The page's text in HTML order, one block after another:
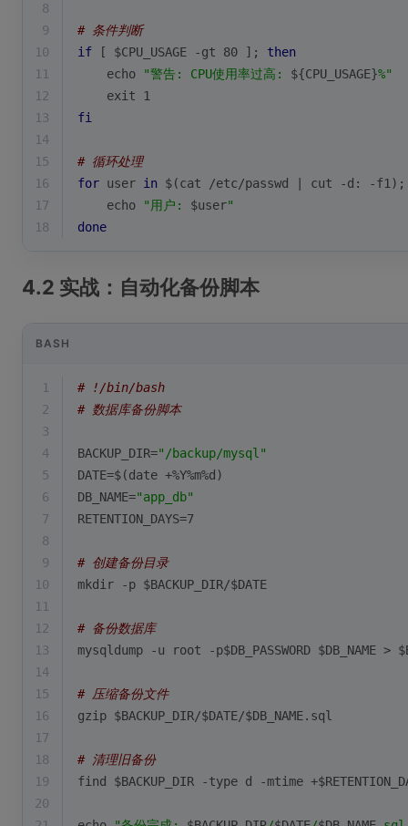
8
9
# 条件判断
10
if [ $CPU_USAGE -gt 80 ]; then
11
echo "警告: CPU使用率过高: ${CPU_USAGE}%"
12
exit 1
13
fi
14
15
# 循环处理
16
for user in $(cat /etc/passwd | cut -d: -
17
echo "用户: $user"
18
done
4.2 实战：自动化备份脚本
BASH
1
# !/bin/bash
2
# 数据库备份脚本
3
4
BACKUP_DIR="/backup/mysql"
5
DATE=$(date +%Y%m%d)
6
DB_NAME="app_db"
7
RETENTION_DAYS=7
8
9
# 创建备份目录
10
mkdir -p $BACKUP_DIR/$DATE
11
12
# 备份数据库
13
mysqldump -u root -p$DB_PASSWORD $DB_NAME >
14
15
# 压缩备份文件
16
gzip $BACKUP_DIR/$DATE/$DB_NAME.sql
17
18
# 清理旧备份
19
find $BACKUP_DIR -type d -mtime +
20